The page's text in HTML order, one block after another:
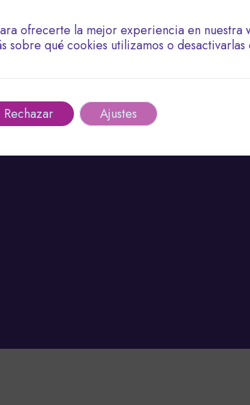
ofrecerte la mejor experiencia en nuestra
sobre qué cookies utilizamos o desactivarlas
Rechazar Ajustes